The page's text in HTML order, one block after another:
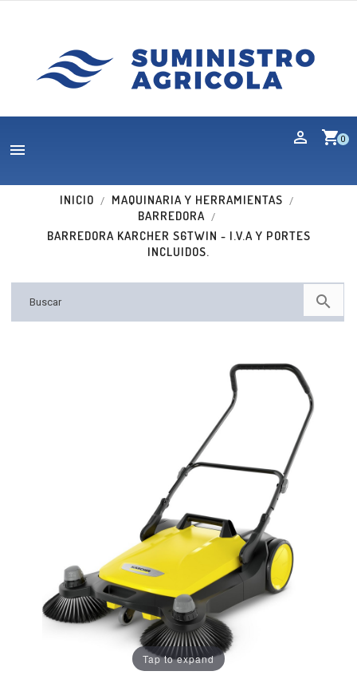
shopping_cart0

INICIO
MAQUINARIA Y HERRAMIENTAS
BARREDORA
BARREDORA KARCHER S6TWIN - I.V.A Y PORTES
INCLUIDOS.

Tap to expand